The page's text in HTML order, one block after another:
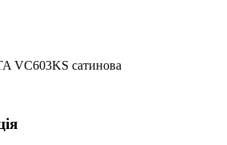
VC603KS сатинова